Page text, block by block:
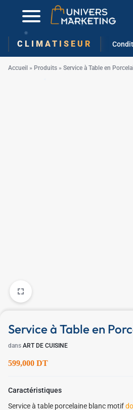
CLIMATISEUR
Accueil » Produits » Service à Table en
Service à Table en
dans ART DE CUISINE
599,000 DT
Caractéristiques
Service à table porcelaine blanc motif
✱